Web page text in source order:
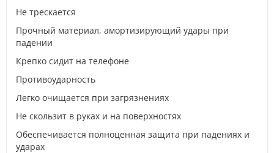
Не трескается
Прочный материал, амортизирующий удары при
падении
Крепко сидит на телефоне
Противоударность
Легко очищается при загрязнениях
Не скользит в руках и на поверхностях
Обеспечивается полноценная защита при падениях и
ударах